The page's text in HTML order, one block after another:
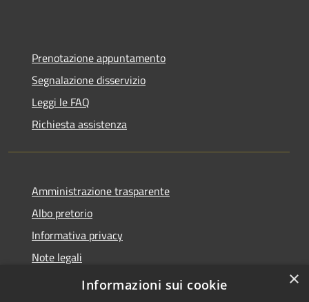
Prenotazione appuntamento
Segnalazione disservizio
Leggi le FAQ
Richiesta assistenza
Amministrazione trasparente
Albo pretorio
Informativa privacy
Note legali
Dichiarazione di accessibilità
×
Informazioni sui cookie